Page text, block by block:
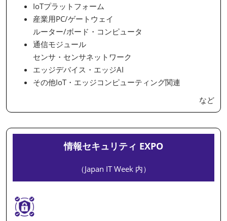
IoTプラットフォーム
産業用PC/ゲートウェイ
ルーター/ボード・コンピュータ
通信モジュール
センサ・センサネットワーク
エッジデバイス・エッジAI
その他IoT・エッジコンピューティング関連
など
情報セキュリティ EXPO
（Japan IT Week 内）